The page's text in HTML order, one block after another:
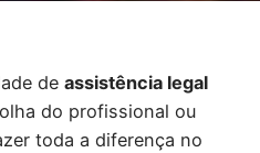
de assistência legal
do profissional ou
toda a diferença no